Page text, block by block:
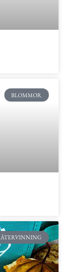
BLOMMOR
ÅTERVINNING